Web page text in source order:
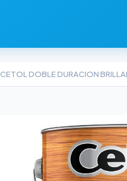
CETOL DOBLE DURACION